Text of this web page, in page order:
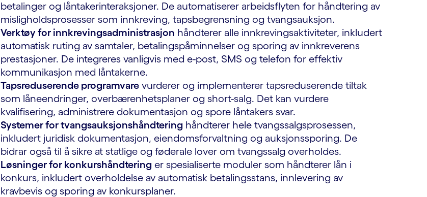
betalinger og låntakerinteraksjoner. De automatiserer arbeidsflyten for håndtering av
misligholdsprosesser som innkreving, tapsbegrensning og tvangsauksjon.
Verktøy for innkrevingsadministrasjon håndterer alle innkrevingsaktiviteter, inkludert
automatisk ruting av samtaler, betalingspåminnelser og sporing av innkreverens
prestasjoner. De integreres vanligvis med e-post, SMS og telefon for effektiv
kommunikasjon med låntakerne.
Tapsreduserende programvare vurderer og implementerer tapsreduserende tiltak
som låneendringer, overbærenhetsplaner og short-salg. Det kan vurdere
kvalifisering, administrere dokumentasjon og spore låntakers svar.
Systemer for tvangsauksjonshåndtering håndterer hele tvangssalgsprosessen,
inkludert juridisk dokumentasjon, eiendomsforvaltning og auksjonssporing. De
bidrar også til å sikre at statlige og føderale lover om tvangssalg overholdes.
Løsninger for konkurshåndtering er spesialiserte moduler som håndterer lån i
konkurs, inkludert overholdelse av automatisk betalingsstans, innlevering av
kravbevis og sporing av konkursplaner.